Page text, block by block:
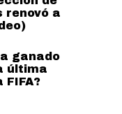
renovó a
ganado
última
FIFA?